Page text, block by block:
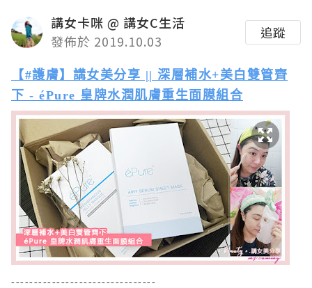
講女卡咪 @ 講女C生活
發佈於 2019.10.03
追蹤
【#護膚】講女美分享 || 深層補水+美白 雙管齊
下 - éPure 皇牌水潤肌膚重生面膜組合
--------------------------------